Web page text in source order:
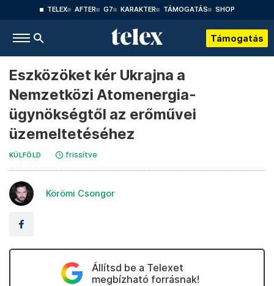
TELEX AFTER G7 KARAKTER TÁMOGATÁS SHOP
Támogatás
Eszközöket kér Ukrajna a
Nemzetközi Atomenergia-
ügynökségtől az erőművei
üzemeltetéséhez
KÜLFÖLD frissítve
Körömi Csongor
Állítsd be a Telexet
megbízható forrásnak!